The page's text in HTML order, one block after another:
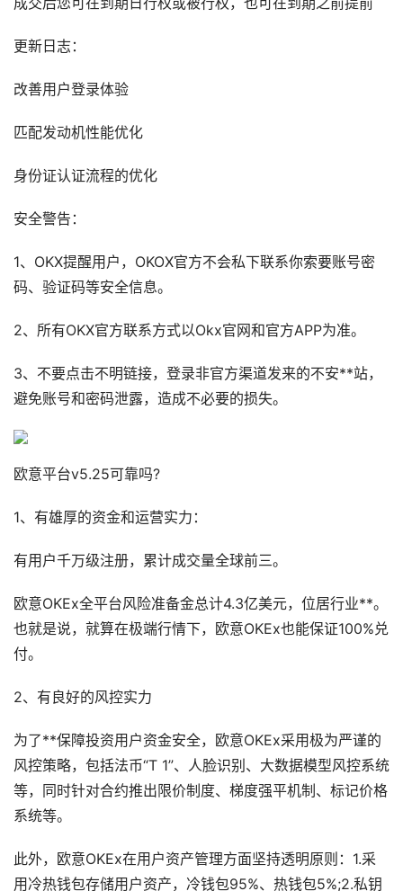
更新日志：
改善用户登录体验
匹配发动机性能优化
身份证认证流程的优化
安全警告：
1、OKX提醒用户，OKOX官方不会私下联系你索要账号密
码、验证码等安全信息。
2、所有OKX官方联系方式以Okx官网和官方APP为准。
3、不要点击不明链接，登录非官方渠道发来的不安**站，
避免账号和密码泄露，造成不必要的损失。
欧意平台v5.25可靠吗?
1、有雄厚的资金和运营实力：
有用户千万级注册，累计成交量全球前三。
欧意OKEx全平台风险准备金总计4.3亿美元，位居行业**。
也就是说，就算在极端行情下，欧意OKEx也能保证100%兑
付。
2、有良好的风控实力
为了**保障投资用户资金安全，欧意OKEx采用极为严谨的
风控策略，包括法币“T 1”、人脸识别、大数据模型风控系统
等，同时针对合约推出限价制度、梯度强平机制、标记价格
系统等。
此外，欧意OKEx在用户资产管理方面坚持透明原则：1.采
用冷热钱包存储用户资产，冷钱包95%、热钱包5%;2.私钥